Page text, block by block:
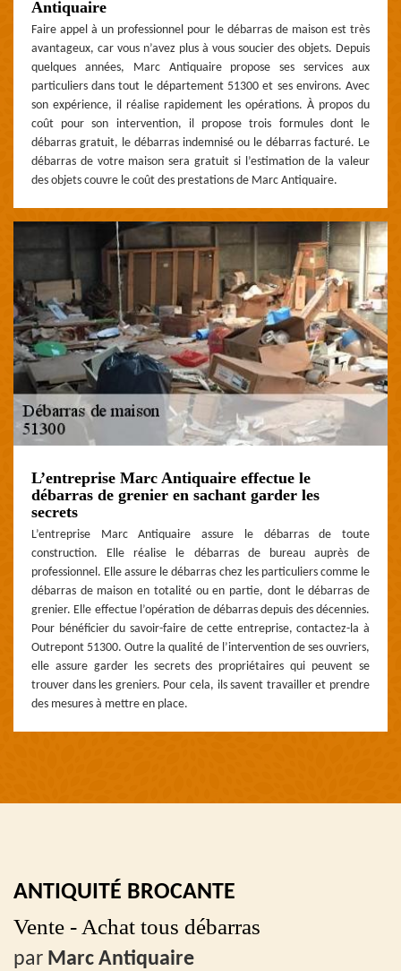
Antiquaire
Faire appel à un professionnel pour le débarras de maison est très
avantageux, car vous n’avez plus à vous soucier des objets. Depuis
quelques années, Marc Antiquaire propose ses services aux
particuliers dans tout le département 51300 et ses environs. Avec
son expérience, il réalise rapidement les opérations. À propos du
coût pour son intervention, il propose trois formules dont le
débarras gratuit, le débarras indemnisé ou le débarras facturé. Le
débarras de votre maison sera gratuit si l’estimation de la valeur
des objets couvre le coût des prestations de Marc Antiquaire.
L’entreprise Marc Antiquaire effectue le
débarras de grenier en sachant garder les
secrets
L’entreprise Marc Antiquaire assure le débarras de toute
construction. Elle réalise le débarras de bureau auprès de
professionnel. Elle assure le débarras chez les particuliers comme le
débarras de maison en totalité ou en partie, dont le débarras de
grenier. Elle effectue l’opération de débarras depuis des décennies.
Pour bénéficier du savoir-faire de cette entreprise, contactez-la à
Outrepont 51300. Outre la qualité de l’intervention de ses ouvriers,
elle assure garder les secrets des propriétaires qui peuvent se
trouver dans les greniers. Pour cela, ils savent travailler et prendre
des mesures à mettre en place.
ANTIQUITÉ BROCANTE
Vente - Achat tous débarras
par Marc Antiquaire